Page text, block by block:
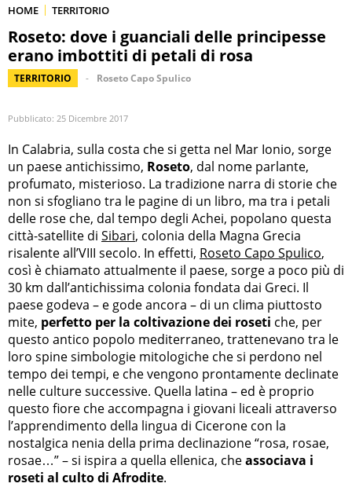
HOME TERRITORIO
Roseto: dove i guanciali delle principesse
erano imbottiti di petali di rosa
TERRITORIO Roseto Capo Spulico
Pubblicato: 25 Dicembre 2017
In Calabria, sulla costa che si getta nel Mar Ionio, sorge
un paese antichissimo, Roseto, dal nome parlante,
profumato, misterioso. La tradizione narra di storie che
non si sfogliano tra le pagine di un libro, ma tra i petali
delle rose che, dal tempo degli Achei, popolano questa
città-satellite di Sibari, colonia della Magna Grecia
risalente all’VIII secolo. In effetti, Roseto Capo Spulico,
così è chiamato attualmente il paese, sorge a poco più di
30 km dall’antichissima colonia fondata dai Greci. Il
paese godeva – e gode ancora – di un clima piuttosto
mite, perfetto per la coltivazione dei roseti che, per
questo antico popolo mediterraneo, trattenevano tra le
loro spine simbologie mitologiche che si perdono nel
tempo dei tempi, e che vengono prontamente declinate
nelle culture successive. Quella latina – ed è proprio
questo fiore che accompagna i giovani liceali attraverso
l’apprendimento della lingua di Cicerone con la
nostalgica nenia della prima declinazione “rosa, rosae,
rosae…” – si ispira a quella ellenica, cheassociava i
roseti al culto di Afrodite.